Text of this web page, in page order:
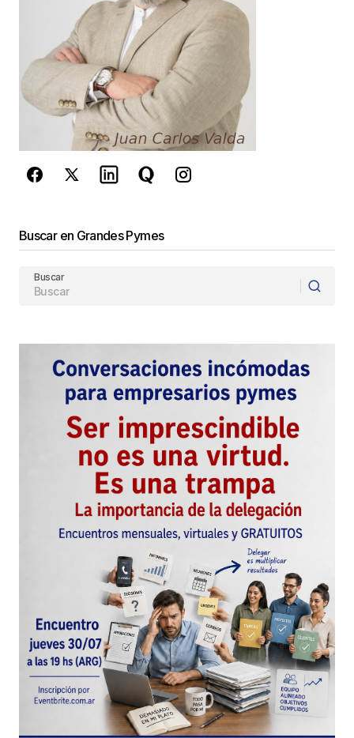
Buscar en Grandes Pymes
Buscar